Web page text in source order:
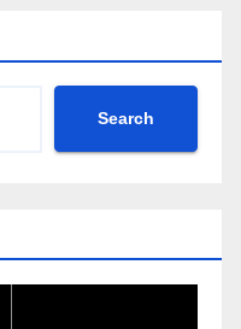
Search